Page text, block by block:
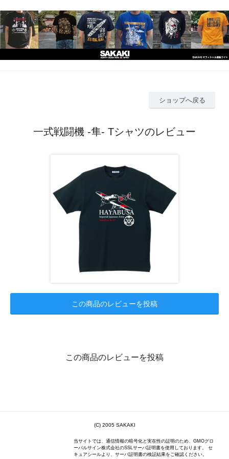
ショップへ戻る
一式戦闘機 -隼- Tシャツのレビュー
この商品のレビューを投稿
この商品のレビューを投稿
(C) 2005 SAKAKI
当サイトでは、通信情報の暗号化と実在性の証明のため、GMOグロ
ーバルサイン株式会社のSSLサーバ証明書を使用しております。 セ
キュアシールより、サーバ証明書の検証結果をご確認ください。